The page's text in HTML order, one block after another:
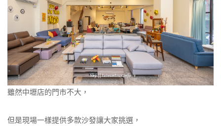
雖然中壢店的門市不大，
但是現場一樣提供多款沙發讓大家挑選，